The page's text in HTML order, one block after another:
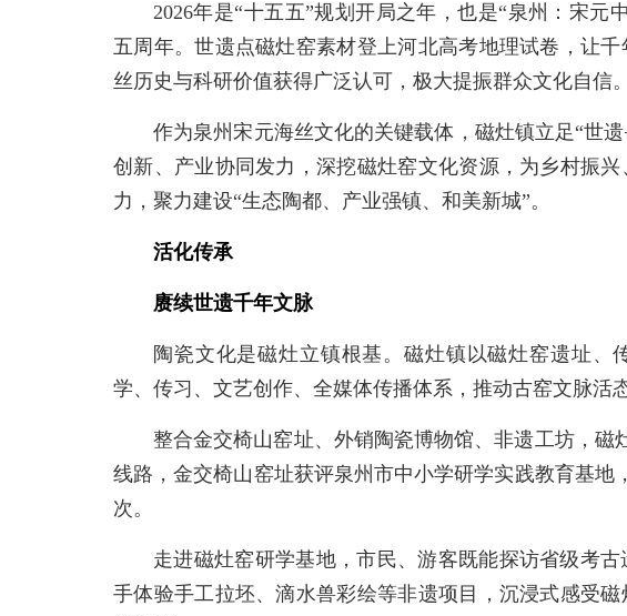
2026年是“十五五”规划开局之年，也是“泉州：宋元
五周年。世遗点磁灶窑素材登上河北高考地理试卷，让
丝历史与科研价值获得广泛认可，极大提振群众文化自信。
作为泉州宋元海丝文化的关键载体，磁灶镇立足“世
创新、产业协同发力，深挖磁灶窑文化资源，为乡村振
力，聚力建设“生态陶都、产业强镇、和美新城”。
活化传承
赓续世遗千年文脉
陶瓷文化是磁灶立镇根基。磁灶镇以磁灶窑遗址、
学、传习、文艺创作、全媒体传播体系，推动古窑文脉活
整合金交椅山窑址、外销陶瓷博物馆、非遗工坊，磁
线路，金交椅山窑址获评泉州市中小学研学实践教育基地
次。
走进磁灶窑研学基地，市民、游客既能探访省级考
手体验手工拉坯、滴水兽彩绘等非遗项目，沉浸式感受